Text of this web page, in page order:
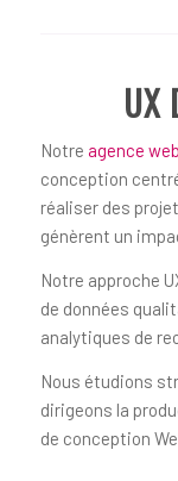
UX
Notre agence
conception
réaliser des
génèrent un
Notre approche
de données
analytiques de
Nous étudions
dirigeons la
de conception